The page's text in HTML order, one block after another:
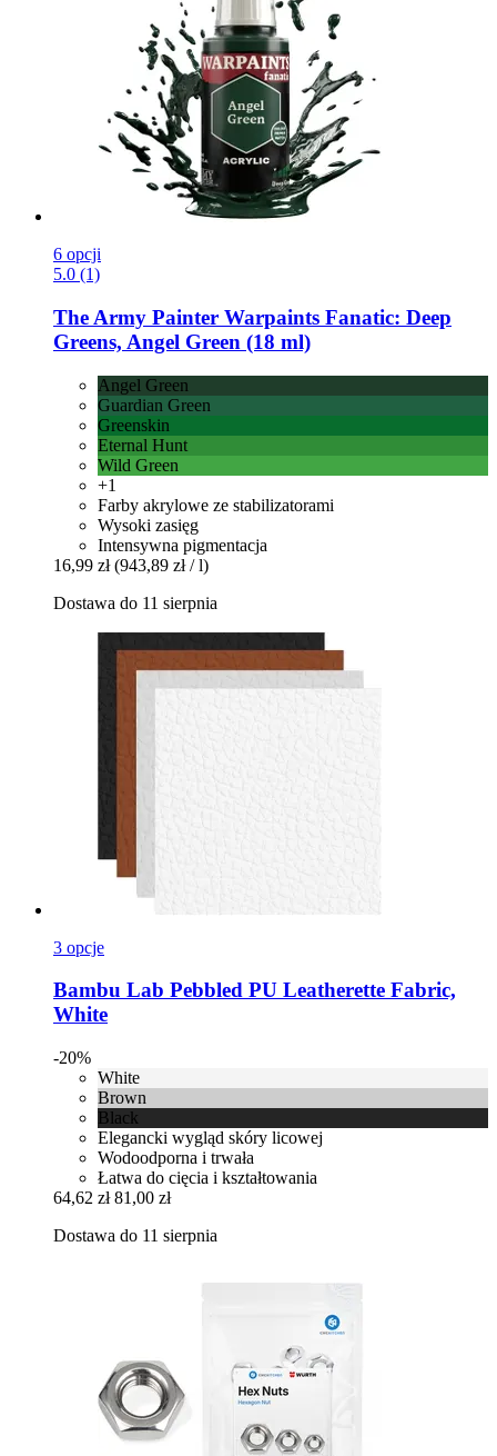
6 opcji
5.0 (1)
The Army Painter Warpaints Fanatic: Deep
Greens, Angel Green (18 ml)
Angel Green
Guardian Green
Greenskin
Eternal Hunt
Wild Green
+1
Farby akrylowe ze stabilizatorami
Wysoki zasięg
Intensywna pigmentacja
16,99 zł (943,89 zł / l)
Dostawa do 11 sierpnia
3 opcje
Bambu Lab Pebbled PU Leatherette Fabric,
White
-20%
White
Brown
Black
Elegancki wygląd skóry licowej
Wodoodporna i trwała
Łatwa do cięcia i kształtowania
64,62 zł 81,00 zł
Dostawa do 11 sierpnia